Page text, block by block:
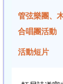
管弦樂團、
合唱團活動
活動短片